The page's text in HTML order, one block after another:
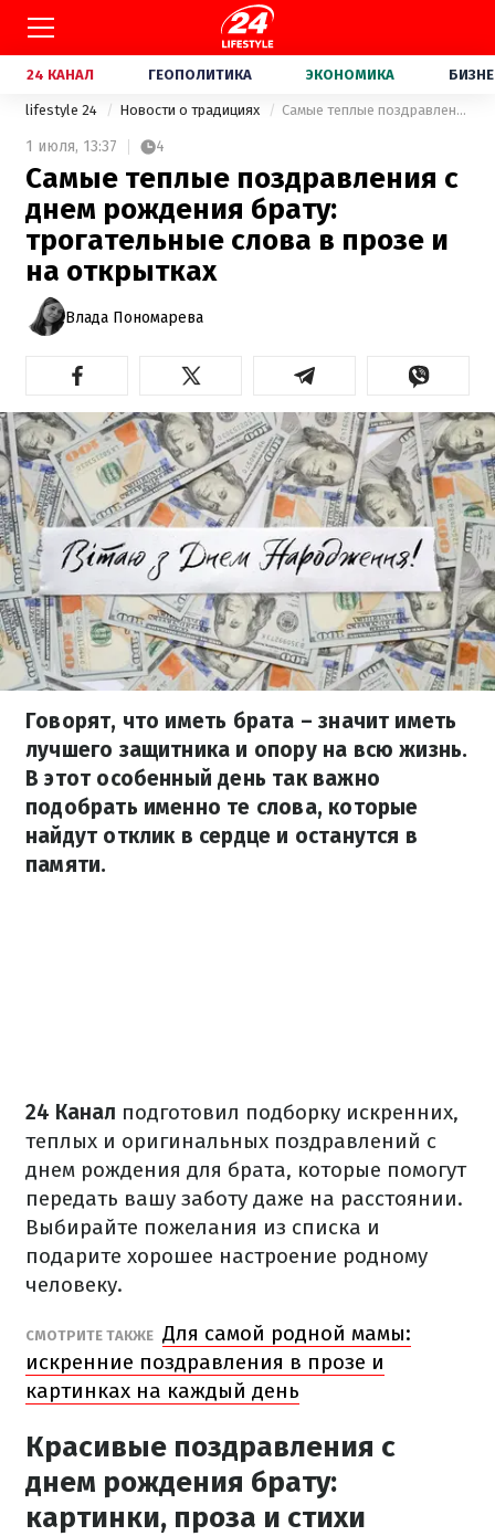
24 КАНАЛ ГЕОПОЛИТИКА ЭКОНОМИКА
lifestyle 24 Новости о традициях Самые теплые поздравления с днем рождения брату: трогательные слова в прозе и на открытках
1 июля, 13:37 4
Самые теплые поздравления с
днем рождения брату:
трогательные слова в прозе и
на открытках
Влада Пономарева
Говорят, что иметь брата – значит иметь
лучшего защитника и опору на всю жизнь.
В этот особенный день так важно
подобрать именно те слова, которые
найдут отклик в сердце и останутся в
памяти.
24 Канал подготовил подборку искренних,
теплых и оригинальных поздравлений с
днем рождения для брата, которые помогут
передать вашу заботу даже на расстоянии.
Выбирайте пожелания из списка и
подарите хорошее настроение родному
человеку.
СМОТРИТЕ ТАКЖЕ Для самой родной мамы:
искренние поздравления в прозе и
картинках на каждый день
Красивые поздравления с
днем рождения брату:
картинки, проза и стихи